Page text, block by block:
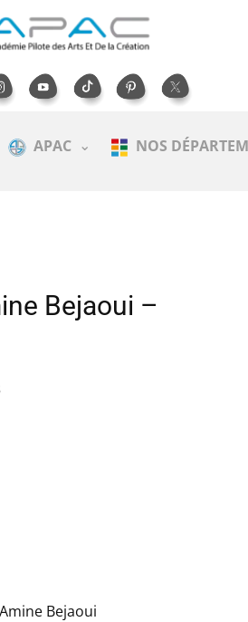
APAC NOS
Bejaoui –
Bejaoui